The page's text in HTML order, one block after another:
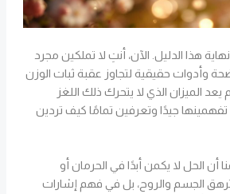
هذا الدليل. الآن، أنتِ لا تملكين مجرد
وأدوات حقيقية لتجاوز عقبة ثبات الوزن
يعد الميزان الذي لا يتحرك ذلك اللغز
تفهمينها جيدًا وتعرفين تمامًا كيف تردين
أن الحل لا يكمن أبدًا في الحرمان أو
ترهق الجسم والروح، بل في فهم إشارات